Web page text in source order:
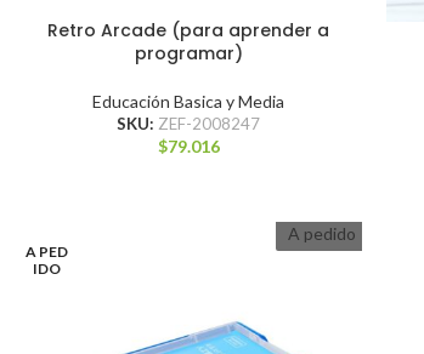
Retro Arcade (para aprender a
programar)
Educación Basica y Media
SKU: ZEF-2008247
$79.016
A PED
IDO
A pedido